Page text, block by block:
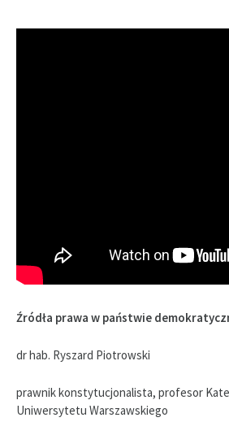
Źródła prawa w państwie
dr hab. Ryszard Piotrowski
prawnik konstytucjonalista, profesor
Uniwersytetu Warszawskiego